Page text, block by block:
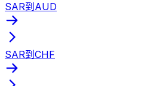
SAR到AUD
SAR到CHF